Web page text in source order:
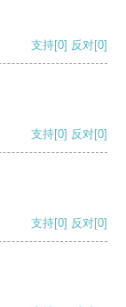
支持[0] 反对[0]
支持[0] 反对[0]
支持[0] 反对[0]